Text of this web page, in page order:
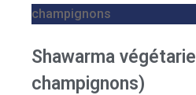
champignons
Shawarma
champignons)